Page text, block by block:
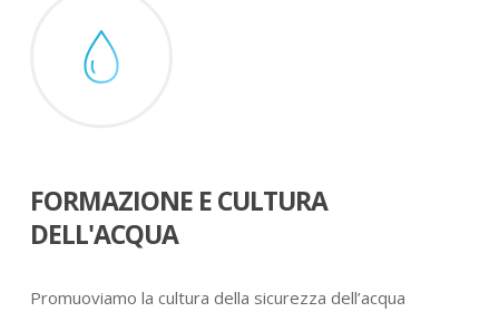
FORMAZIONE E CULTURA
DELL'ACQUA
Promuoviamo la cultura della sicurezza dell’acqua